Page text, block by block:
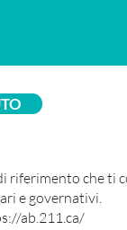
riferimento che ti
e governativi.
ab.211.ca/